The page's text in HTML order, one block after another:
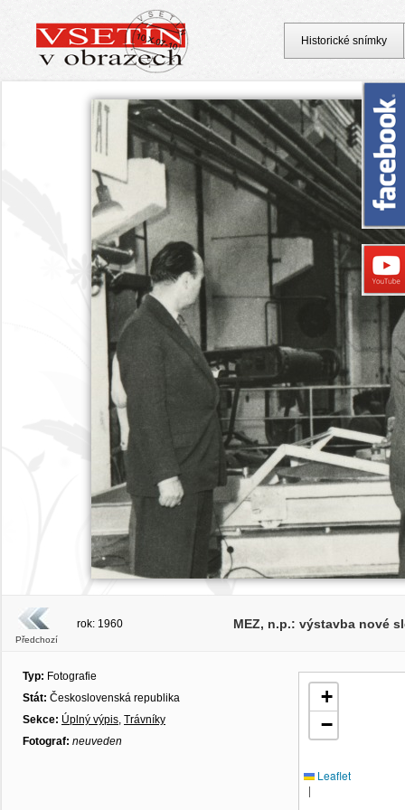
Předchozí
rok: 1960 MEZ, n.p.: výstavba nové
Typ: Fotografie
Stát: Československá republika
Sekce: Úplný výpis, Trávníky
Fotograf: neuveden
+
−
Leaflet
|
Historické snímky